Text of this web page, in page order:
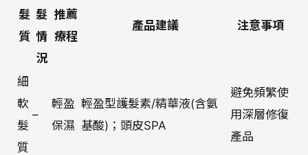
髮
質
髮
情
況
推薦
療程
產品建議 注意事項
細
軟
髮
質
–
輕盈
保濕
輕盈型護髮素/精華液(含氨
基酸)；頭皮SPA
避免頻繁使
用深層修復
產品